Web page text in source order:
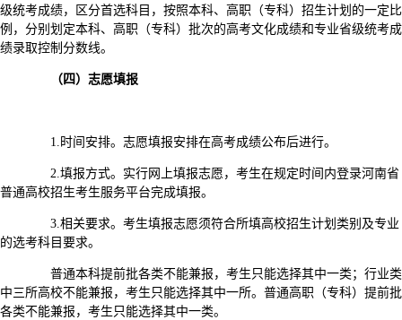
级统考成绩，区分首选科目，按照本科、高职（专科）招生计划的一定比
例，分别划定本科、高职（专科）批次的高考文化成绩和专业省级统考成
绩录取控制分数线。
（四）志愿填报
1.时间安排。志愿填报安排在高考成绩公布后进行。
2.填报方式。实行网上填报志愿，考生在规定时间内登录河南省
普通高校招生考生服务平台完成填报。
3.相关要求。考生填报志愿须符合所填高校招生计划类别及专业
的选考科目要求。
普通本科提前批各类不能兼报，考生只能选择其中一类；行业类
中三所高校不能兼报，考生只能选择其中一所。普通高职（专科）提前批
各类不能兼报，考生只能选择其中一类。